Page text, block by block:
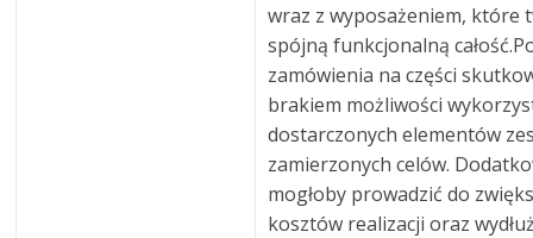
wraz z wyposażeniem, które
spójną funkcjonalną
zamówienia na części
brakiem możliwości
dostarczonych elementów
zamierzonych celów.
mogłoby prowadzić do
kosztów realizacji oraz